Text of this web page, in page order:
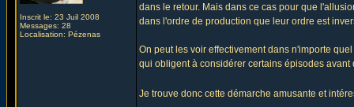
Inscrit le: 23 Juil 2008
Messages: 28
Localisation: Pézenas
dans le retour. Mais dans ce cas pour que
dans l'ordre de production que leur ordre est
On peut les voir effectivement dans n'importe
qui obligent à considérer certains épisodes avant
Je trouve donc cette démarche amusante et